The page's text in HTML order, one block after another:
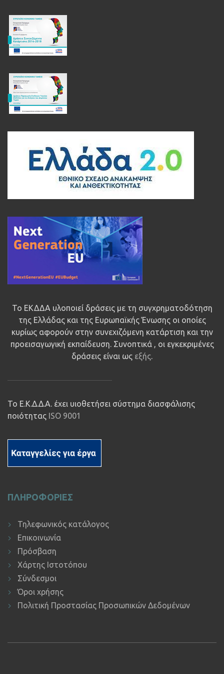
Το ΕΚΔΔΑ υλοποιεί δράσεις με τη συγχρηματοδότηση
της Ελλάδας και της Ευρωπαϊκής Ένωσης οι οποίες
κυρίως αφορούν στην συνεχιζόμενη κατάρτιση και την
προεισαγωγική εκπαίδευση. Συνοπτικά , οι εγκεκριμένες
δράσεις είναι ως εξής.
Το Ε.Κ.Δ.Δ.Α. έχει υιοθετήσει σύστημα διασφάλισης
ποιότητας ISO 9001
ΠΛΗΡΟΦΟΡΙΕΣ
Τηλεφωνικός κατάλογος
Επικοινωνία
Πρόσβαση
Χάρτης Ιστοτόπου
Σύνδεσμοι
Όροι χρήσης
Πολιτική Προστασίας Προσωπικών Δεδομένων